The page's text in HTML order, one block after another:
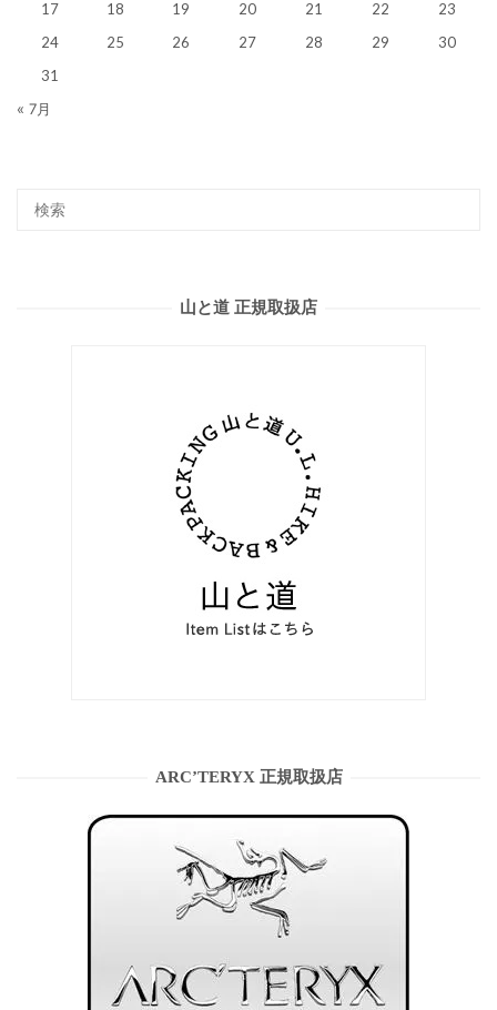
17 18 19 20 21 22
23
24
25 26 27 28 29
30
31
« 7月
山と道 正規取扱店
ARC’TERYX 正規取扱店